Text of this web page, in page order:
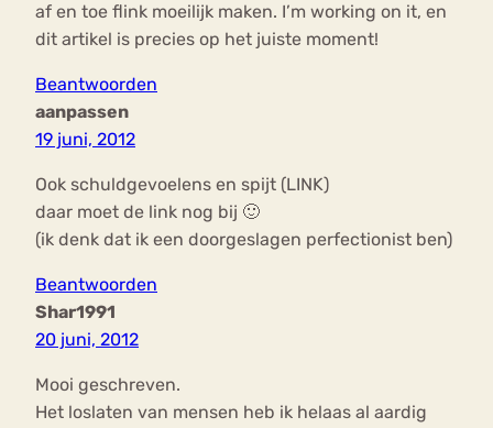
af en toe flink moeilijk maken. I’m working on it, en
dit artikel is precies op het juiste moment!
Beantwoorden
aanpassen
19 juni, 2012
Ook schuldgevoelens en spijt (LINK)
daar moet de link nog bij 🙂
(ik denk dat ik een doorgeslagen perfectionist ben)
Beantwoorden
Shar1991
20 juni, 2012
Mooi geschreven.
Het loslaten van mensen heb ik helaas al aardig